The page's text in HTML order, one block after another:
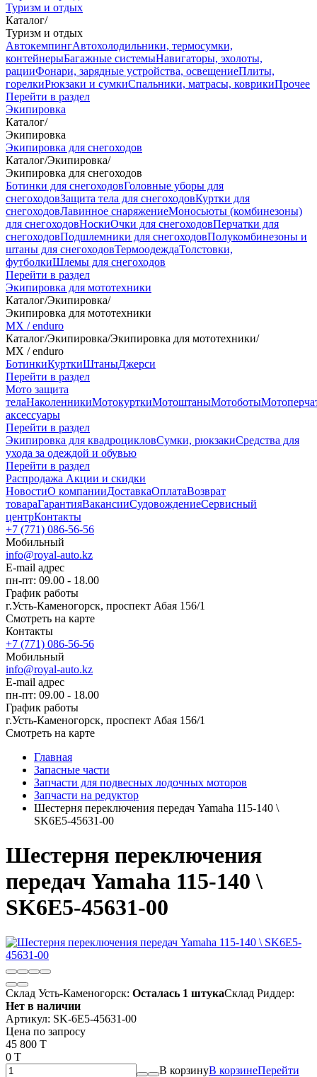
Туризм и отдых
Каталог/
Туризм и отдых
АвтокемпингАвтохолодильники, термосумки,
контейнерыБагажные системыНавигаторы, эхолоты,
рацииФонари, зарядные устройства, освещениеПлиты,
горелкиРюкзаки и сумкиСпальники, матрасы, коврикиПрочее
Перейти в раздел
Экипировка
Каталог/
Экипировка
Экипировка для снегоходов
Каталог/Экипировка/
Экипировка для снегоходов
Ботинки для снегоходовГоловные уборы для
снегоходовЗащита тела для снегоходовКуртки для
снегоходовЛавинное снаряжениеМоносьюты (комбинезоны)
для снегоходовНоскиОчки для снегоходовПерчатки для
снегоходовПодшлемники для снегоходовПолукомбинезоны и
штаны для снегоходовТермоодеждаТолстовки,
футболкиШлемы для снегоходов
Перейти в раздел
Экипировка для мототехники
Каталог/Экипировка/
Экипировка для мототехники
MX / enduro
Каталог/Экипировка/Экипировка для мототехники/
MX / enduro
БотинкиКурткиШтаныДжерси
Перейти в раздел
Мото защита
телаНаколенникиМотокурткиМотоштаныМотоботы
аксессуары
Перейти в раздел
Экипировка для квадроцикловСумки, рюкзакиСредства для
ухода за одеждой и обувью
Перейти в раздел
Распродажа Акции и скидки
НовостиО компанииДоставкаОплатаВозврат
товараГарантияВакансииСудовождениеСервисный
центрКонтакты
+7 (771) 086-56-56
Мобильный
info@royal-auto.kz
E-mail адрес
пн-пт: 09.00 - 18.00
График работы
г.Усть-Каменогорск, проспект Абая 156/1
Смотреть на карте
Контакты
+7 (771) 086-56-56
Мобильный
info@royal-auto.kz
E-mail адрес
пн-пт: 09.00 - 18.00
График работы
г.Усть-Каменогорск, проспект Абая 156/1
Смотреть на карте
Главная
Запасные части
Запчасти для подвесных лодочных моторов
Запчасти на редуктор
Шестерня переключения передач Yamaha 115-140 \
SK6E5-45631-00
Шестерня переключения
передач Yamaha 115-140 \
SK6E5-45631-00
Склад Усть-Каменогорск: Осталась 1 штукаСклад Риддер:
Нет в наличии
Артикул: SK-6E5-45631-00
Цена по запросу
45 800 T
0 T
В корзинуВ корзинеПерейти